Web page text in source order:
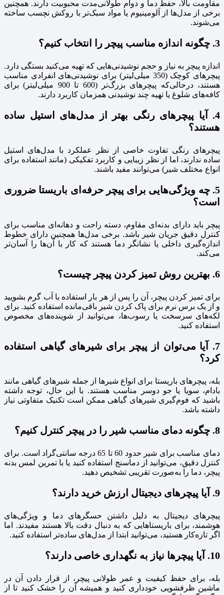
مقاومت بالا، حفظ دما و دوام طولانی‌مدت محبوبیت دارند. همچنین
برخی از مدل‌ها از آلومینیوم یا مواد سبک‌تر با روکش نچسب ساخته
می‌شوند.
3. چگونه اندازه مناسب پیچر را انتخاب کنیم؟
اندازه پیچر به نیاز و حجم نوشیدنی‌هایی که تهیه می‌کنید بستگی دارد.
پیچرهای کوچک (350 میلی‌لیتر) برای نوشیدنی‌های انفرادی مناسب
هستند، درحالی‌که پیچرهای بزرگ‌تر (600 تا 900 میلی‌لیتر) برای
کافه‌های شلوغ یا تهیه چند نوشیدنی همزمان کاربرد دارند.
4. آیا پیچرهای رنگی بهتر از مدل‌های استیل ساده
هستند؟
پیچرهای رنگی تفاوت خاصی از نظر عملکرد با مدل‌های استیل
ساده ندارند، اما از نظر زیبایی و کاربرد تفکیکی (مانند استفاده برای
انواع مختلف شیر) می‌توانند مفید باشند.
5. چه ویژگی‌هایی برای پیچر حرفه‌ای باریستا ضروری
است؟
پیچر باید دارای بدنه‌ای مقاوم، دسته راحت و دهانه‌ای مناسب برای
کنترل دقیق جریان شیر باشد. برخی مدل‌ها همچنین دارای خطوط
اندازه‌گیری داخلی یا نشانگر دما هستند که کار با آن‌ها را آسان‌تر
می‌کند.
6. بهترین روش تمیز کردن پیچر چیست؟
برای تمیز کردن پیچر، آن را پس از هر بار استفاده با آب گرم بشویید
و از یک برس نرم برای پاک کردن شیر باقی‌مانده استفاده کنید. برای
لکه‌های سرسخت یا رسوب‌ها، می‌توانید از شوینده‌های مخصوص
استفاده کنید.
7. آیا می‌توان از پیچر برای شیرهای گیاهی استفاده
کرد؟
بله، پیچرهای باریستا برای انواع شیرها از جمله شیرهای گیاهی مانند
بادام، سویا یا جو دوسر مناسب هستند. با این حال، توجه داشته
باشید که فوم‌گیری شیرهای گیاهی ممکن است تکنیک متفاوتی نیاز
داشته باشد.
8. چگونه دمای مناسب شیر را در پیچر کنترل کنیم؟
دمای مناسب برای شیر حدود 60 تا 65 درجه سانتی‌گراد است. برای
کنترل دقیق، می‌توانید از دماسنج استفاده کنید یا با تمرین لمس بدنه
پیچر، دما را به‌صورت تقریبی تشخیص دهید.
9. آیا پیچرهای دیجیتال ارزش خرید دارند؟
پیچرهای دیجیتال به دلیل داشتن حسگرهای دما و ویژگی‌های
هوشمند، برای باریستاهایی که به دنبال دقت بالا هستند مفیدند. اما
اگر تازه‌کار هستید، می‌توانید ابتدا از مدل‌های ساده‌تر استفاده کنید.
10. آیا پیچرها نیاز به نگهداری خاصی دارند؟
بله، برای حفظ کیفیت و عمر طولانی پیچر، از قرار دادن آن در
ماشین ظرفشویی خودداری کنید و همیشه آن را خشک کنید تا از